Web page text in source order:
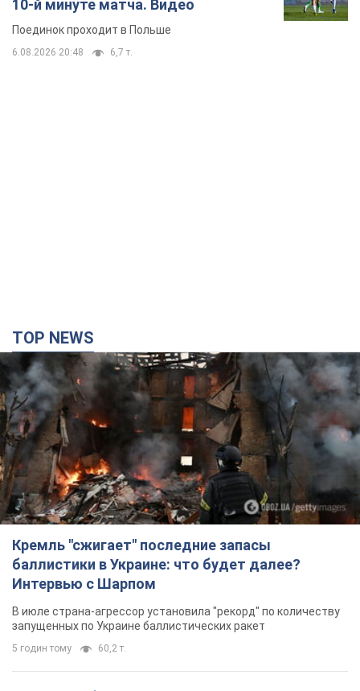
10-й минуте матча. Видео
Поединок проходит в Польше
6.08.2026 20:48 6,7 т.
TOP NEWS
Кремль "сжигает" последние запасы
баллистики в Украине: что будет далее?
Интервью с Шарпом
В июле страна-агрессор установила "рекорд" по количеству
запущенных по Украине баллистических ракет
5 годин тому 60,2 т.